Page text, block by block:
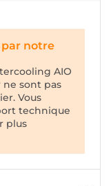
notre
AIO
ne sont pas
Vous
technique
plus